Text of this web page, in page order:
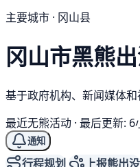
主要城市 · 冈山县
冈山市黑熊
基于政府机构、新闻媒体和
最近无熊活动 · 最后更新: 6
通知
行程规划 上报熊出没